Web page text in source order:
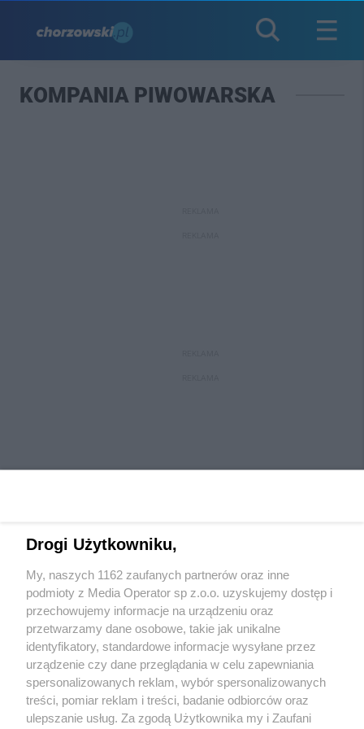
KOMPANIA PIWOWARSKA
Wydawca mediówlokalnych
Nie zapomnij
zapoznać się z:
polityką prywatności regulamin korzystania z portali
Twojemiasto Skontaktuj się z nami
Drogi Użytkowniku,
My, naszych 1162 zaufanych partnerów oraz inne
podmioty z Media Operator sp z.o.o. uzyskujemy dostęp i
przechowujemy informacje na urządzeniu oraz
przetwarzamy dane osobowe, takie jak unikalne
identyfikatory, standardowe informacje wysyłane przez
urządzenie czy dane przeglądania w celu zapewniania
spersonalizowanych reklam, wybór spersonalizowanych
treści, pomiar reklam i treści, badanie odbiorców oraz
ulepszanie usług. Za zgodą Użytkownika my i Zaufani